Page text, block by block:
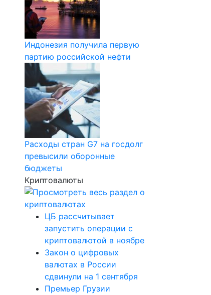
Индонезия получила первую
партию российской нефти
Расходы стран G7 на госдолг
превысили оборонные
бюджеты
Криптовалюты
ЦБ рассчитывает
запустить операции с
криптовалютой в ноябре
Закон о цифровых
валютах в России
сдвинули на 1 сентября
Премьер Грузии